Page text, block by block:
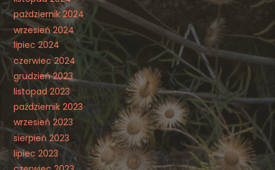
październik 2024
wrzesień 2024
lipiec 2024
czerwiec 2024
grudzień 2023
listopad 2023
październik 2023
wrzesień 2023
sierpień 2023
lipiec 2023